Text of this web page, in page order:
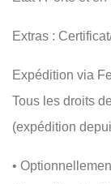
Extras :
Expédition via
Tous les droits
(expédition
•⁠